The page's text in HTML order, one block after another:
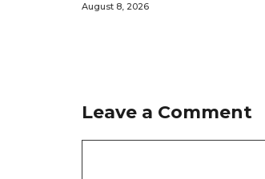
August 8, 2026
Leave a Comment